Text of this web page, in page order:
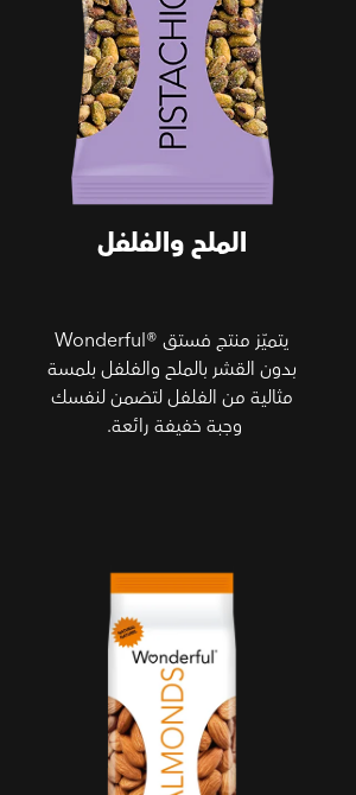
الملح والفلفل
يتميّز منتج فستق Wonderful®‎
بدون القشر بالملح والفلفل بلمسة
مثالية من الفلفل لتضمن لنفسك
وجبة خفيفة رائعة.